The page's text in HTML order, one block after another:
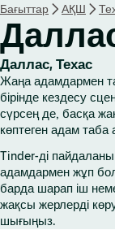
Бағыттар АҚШ
Даллас, Техас
Жаңа адамдармен
бірінде кездесу
сүрсең де, басқа
көптеген адам таба
Tinder-ді
адамдармен жұп бол,
барда шарап іш
жақсы жерлерді
шығыңыз.